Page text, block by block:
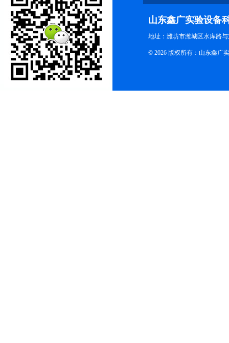
山东鑫广实验设备
地址：潍坊市潍城区水库路
© 2026 版权所有：山东鑫广